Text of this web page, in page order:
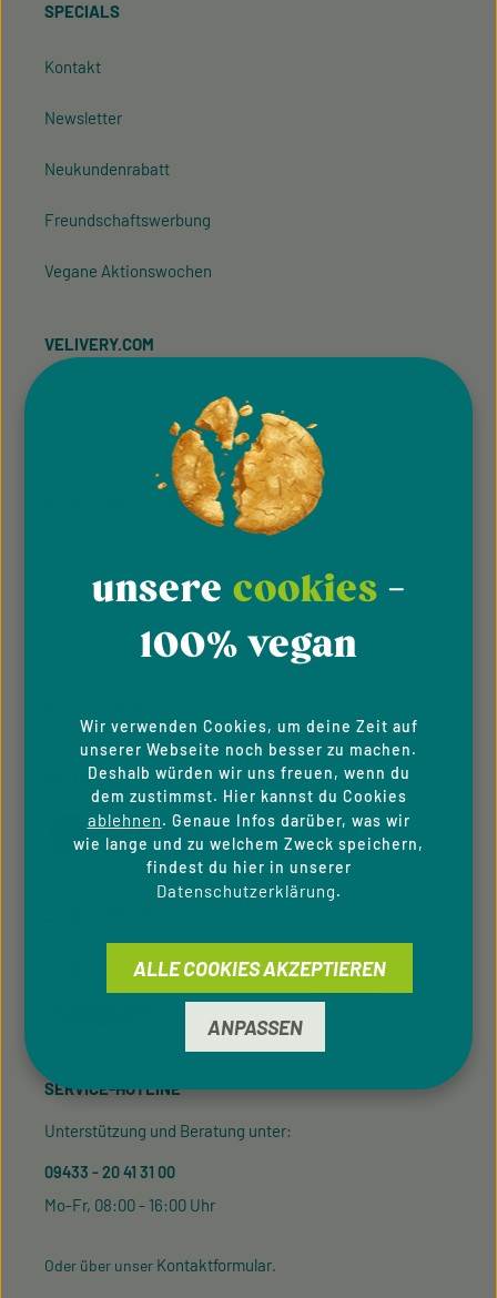
SPECIALS
Kontakt
Newsletter
Neukundenrabatt
Freundschaftswerbung
Vegane Aktionswochen
VELIVERY.COM
Allgemeine Teilnahmebedingung
Hinweisgeber­system
Datenschutzhinweise
Cookie-Einstellungen
FOLGE UNS
SERVICE-HOTLINE
Unterstützung und Beratung unter:
09433 - 20 41 31 00
Mo-Fr, 08:00 - 16:00 Uhr
Oder über unser Kontaktformular.
unsere cookies -
100% vegan
Wir verwenden Cookies, um deine Zeit auf
unserer Webseite noch besser zu machen.
Deshalb würden wir uns freuen, wenn du
dem zustimmst. Hier kannst du Cookies
ablehnen. Genaue Infos darüber, was wir
wie lange und zu welchem Zweck speichern,
findest du hier in unserer
Datenschutzerklärung.
ANPASSEN
ALLE COOKIES AKZEPTIEREN